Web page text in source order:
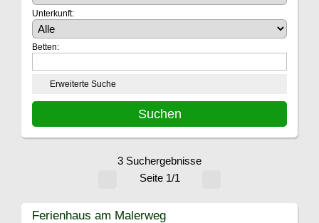
Unterkunft:
Betten:
Erweiterte Suche
3 Suchergebnisse
Seite 1/1
Ferienhaus am Malerweg